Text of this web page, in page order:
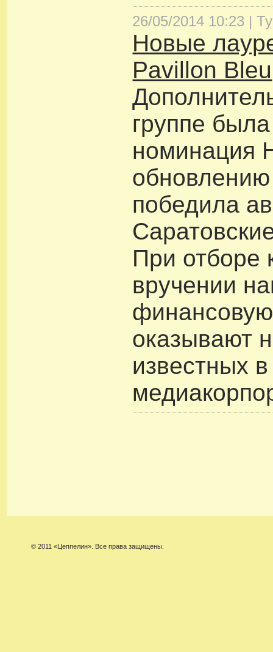
26/05/2014 10:23 |
Новые
Pavillon Bleu
группе
номинация
победила
При отборе
вручении
оказывают
известных
© 2011 «Цеппелин». Все права защищены.